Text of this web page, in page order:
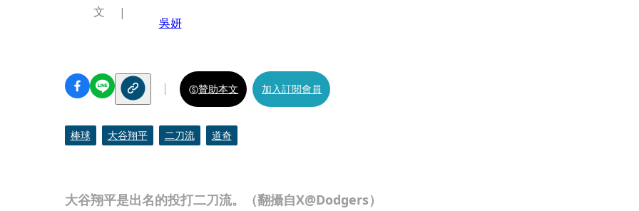
大谷翔平是出名的投打二刀流。（翻攝自X@Dodgers）
文
吳妍
贊助本文 加入訂閱會員
棒球 大谷翔平 二刀流 道奇